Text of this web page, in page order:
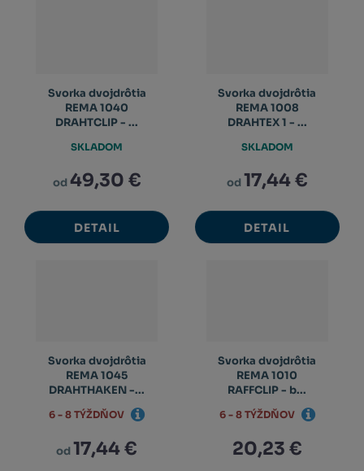
Svorka dvojdrôtia
REMA 1040
DRAHTCLIP - ...
od49,30 €
DETAIL
SKLADOM
Svorka dvojdrôtia
REMA 1008
DRAHTEX 1 - ...
od17,44 €
DETAIL
SKLADOM
Svorka dvojdrôtia
REMA 1045
DRAHTHAKEN -...
od17,44 €
6 - 8 TÝŽDŇOV
Svorka dvojdrôtia
REMA 1010
RAFFCLIP - b...
20,23 €
6 - 8 TÝŽDŇOV